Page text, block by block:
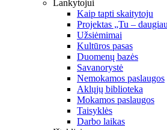
Lankytojui
Kaip tapti skaitytoju
Projektas „Tu –
Užsiėmimai
Kultūros pasas
Duomenų bazės
Savanorystė
Nemokamos paslaugos
Aklųjų biblioteka
Mokamos paslaugos
Taisyklės
Darbo laikas